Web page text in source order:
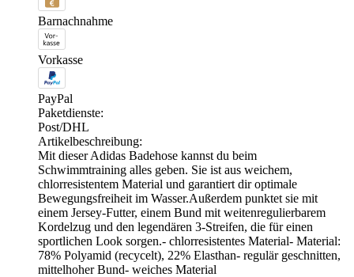
Barnachnahme
Vorkasse
PayPal
Paketdienste:
Post/DHL
Artikelbeschreibung:
Mit dieser Adidas Badehose kannst du beim
Schwimmtraining alles geben. Sie ist aus weichem,
chlorresistentem Material und garantiert dir optimale
Bewegungsfreiheit im Wasser.Außerdem punktet sie mit
einem Jersey-Futter, einem Bund mit weitenregulierbarem
Kordelzug und den legendären 3-Streifen, die für einen
sportlichen Look sorgen.- chlorresistentes Material- Material:
78% Polyamid (recycelt), 22% Elasthan- regulär geschnitten,
mittelhoher Bund- weiches Material